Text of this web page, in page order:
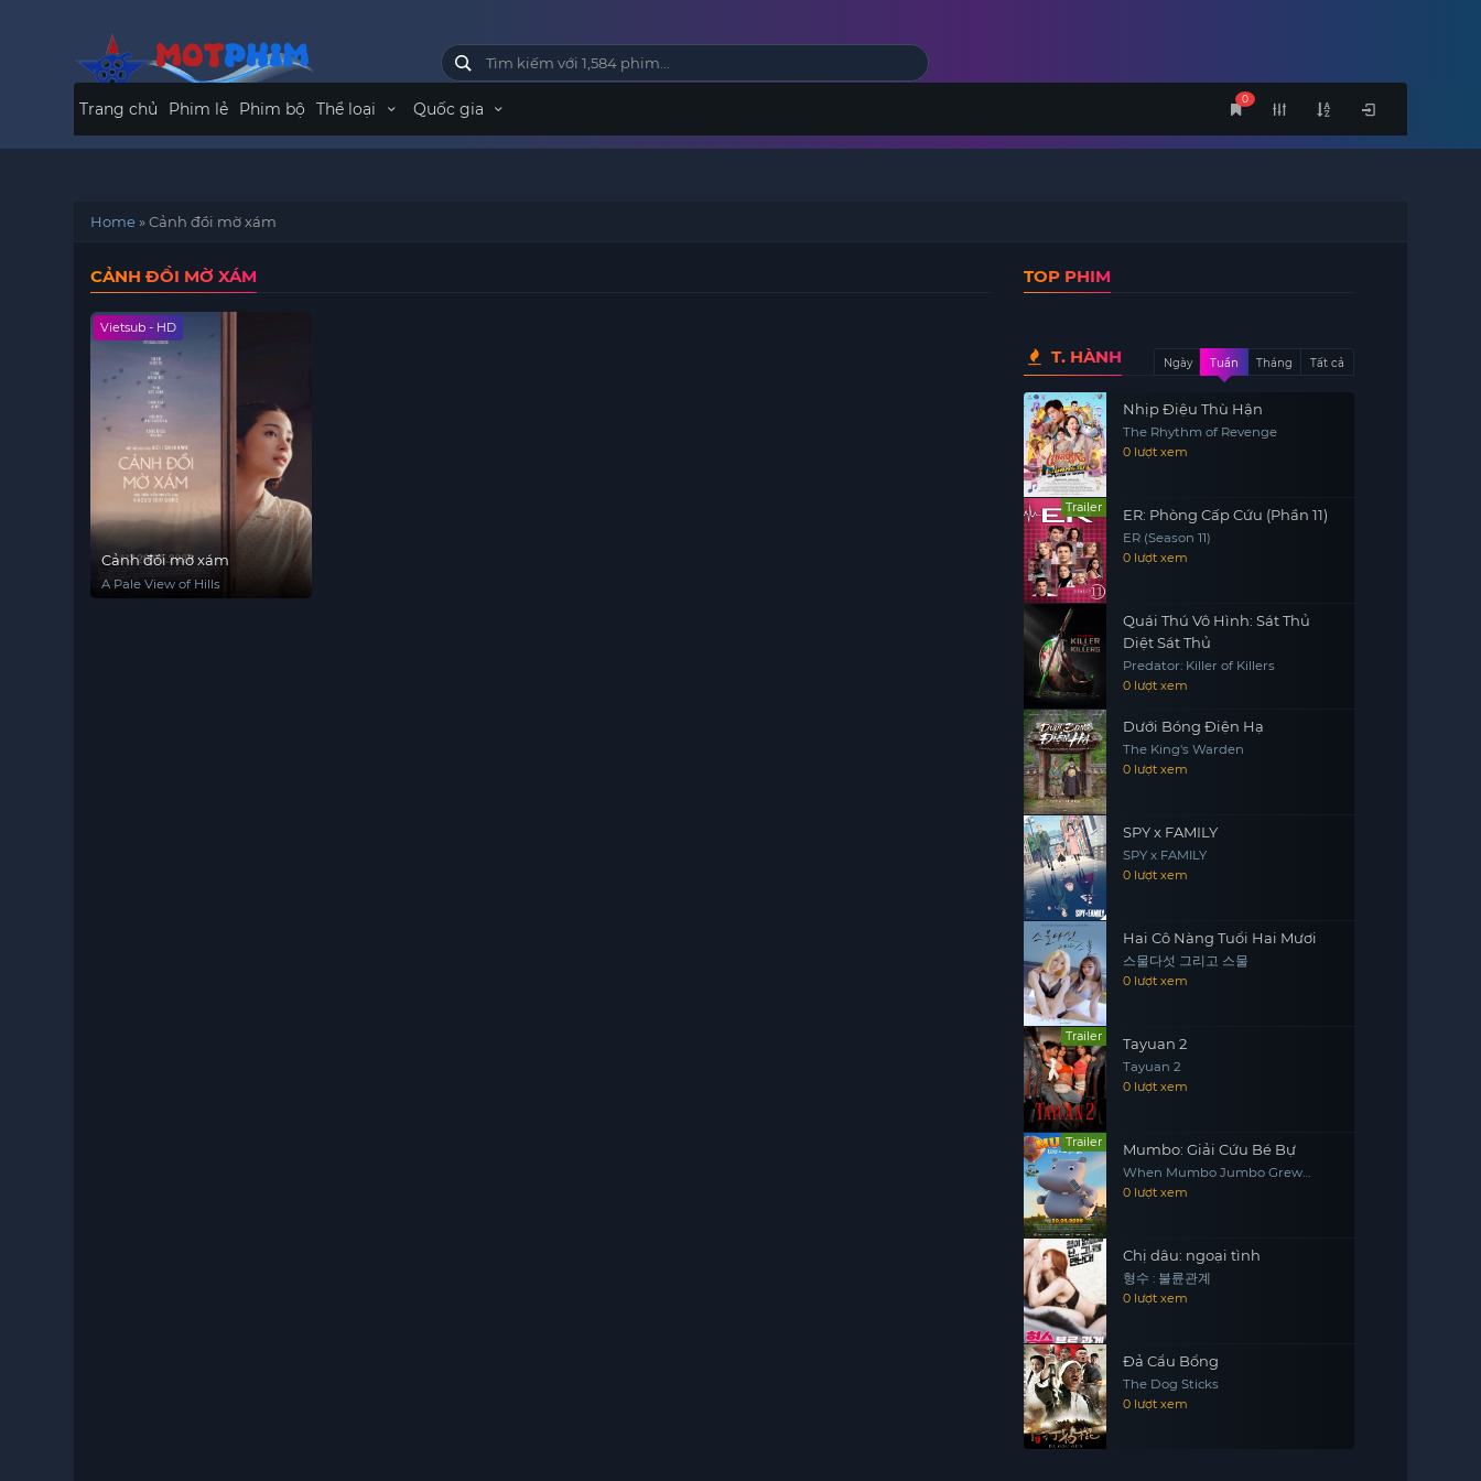
0
Trang chủ Phim lẻ Phim bộ Thể loại Quốc gia
Home»Cảnh đồi mờ xám
CẢNH ĐỒI MỜ XÁM
Vietsub - HD
Cảnh đồi mờ xám
A Pale View of Hills
TOP PHIM
T. HÀNH Ngày Tuần Tháng Tất cả
Nhịp Điệu Thù Hận
The Rhythm of Revenge
0 lượt xem
Trailer ER: Phòng Cấp Cứu (Phần 11)
ER (Season 11)
0 lượt xem
Quái Thú Vô Hình: Sát Thủ
Diệt Sát Thủ
Predator: Killer of Killers
0 lượt xem
Dưới Bóng Điện Hạ
The King's Warden
0 lượt xem
SPY x FAMILY
SPY x FAMILY
0 lượt xem
Hai Cô Nàng Tuổi Hai Mươi
스물다섯 그리고 스물
0 lượt xem
Trailer Tayuan 2
Tayuan 2
0 lượt xem
Trailer Mumbo: Giải Cứu Bé Bự
When Mumbo Jumbo Grew
Giant
0 lượt xem
Chị dâu: ngoại tình
형수 : 불륜관계
0 lượt xem
Đả Cẩu Bổng
The Dog Sticks
0 lượt xem